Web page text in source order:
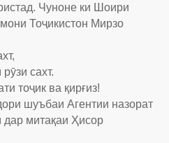
Чуноне ки Шоири
Тоҷикистон Мирзо
сахт.
тоҷик ва қирғиз!
шуъбаи Агентии назорат
митақаи Ҳисор